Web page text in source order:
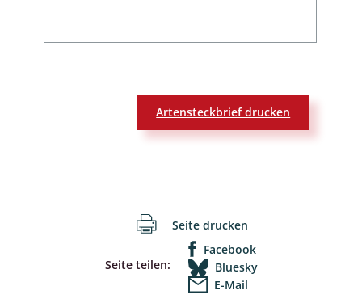
Artensteckbrief drucken
Seite drucken
Seite teilen:
Facebook
Bluesky
E-Mail